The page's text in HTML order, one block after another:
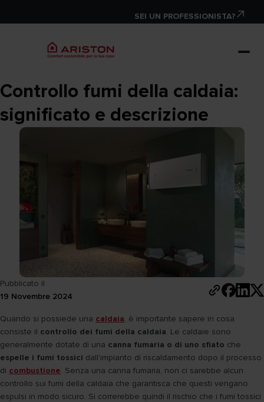
SEI UN PROFESSIONISTA?
Controllo fumi della caldaia:
significato e descrizione
Pubblicato il
19 Novembre 2024
Quando si possiede una caldaia, è importante sapere in cosa
consiste il controllo dei fumi della caldaia. Le caldaie sono
generalmente dotate di una canna fumaria o di uno sfiato che
espelle i fumi tossici dall'impianto di riscaldamento dopo il processo
di combustione. Senza una canna fumaria, non ci sarebbe alcun
controllo sui fumi della caldaia che garantisca che questi vengano
espulsi in modo sicuro. Si correrebbe quindi il rischio che i fumi tossici